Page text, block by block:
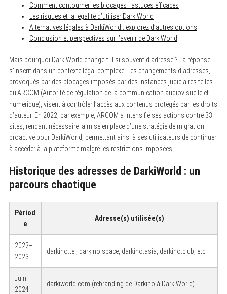
Comment contourner les blocages : astuces efficaces
Les risques et la légalité d’utiliser DarkiWorld
Alternatives légales à DarkiWorld : explorez d’autres options
Conclusion et perspectives sur l’avenir de DarkiWorld
Mais pourquoi DarkiWorld change-t-il si souvent d’adresse ? La réponse
s’inscrit dans un contexte légal complexe. Les changements d’adresses,
provoqués par des blocages imposés par des instances judiciaires telles
qu’ARCOM (Autorité de régulation de la communication audiovisuelle et
numérique), visent à contrôler l’accès aux contenus protégés par les droits
d’auteur. En 2022, par exemple, ARCOM a intensifié ses actions contre 33
sites, rendant nécessaire la mise en place d’une stratégie de migration
proactive pour DarkiWorld, permettant ainsi à ses utilisateurs de continuer
à accéder à la plateforme malgré les restrictions imposées.
Historique des adresses de DarkiWorld : un
parcours chaotique
Périod
e
Adresse(s) utilisée(s)
2022–
2023
darkino.tel, darkino.space, darkino.asia, darkino.club, etc.
Juin
2024
darkiworld.com (rebranding de Darkino à DarkiWorld)